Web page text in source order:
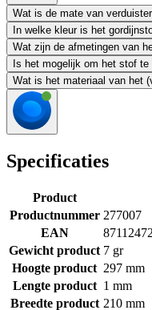
Wat is de mate van
In welke kleur is het
Wat zijn de afmetingen van
Is het mogelijk om het stof te
Wat is het materiaal van het
Specificaties
Product
Productnummer 277007
EAN
Gewicht product 7 gr
Hoogte product 297 mm
Lengte product 1 mm
Breedte product 210 mm